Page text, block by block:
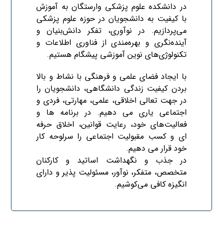
در دانشکده علوم پزشکی وارستگان به آموزش
با کیفیت به دانشجویان در حوزه علوم پزشکی
می‌پردازیم. در نوآوری، تفکر دانش‌بنیان و
آینده‌نگری و بهره‌مندی از فناوری اطلاعات و
تکنولوژی‌های نوین آموزشی پیشگام هستیم.
با ایجاد فضای علمی و فرهنگی با نشاط و بالا
بردن کیفیت زندگی دانشگاهی، دانشجویان را
در جهت تعالی اخلاقی، علمی، مهارتی، فردی و
اجتماعی یاری می دهیم. در برنامه ها و
فعالیت‌های خود، رعایت قوانین، اخلاق حرفه
ای و کسب مقبولیت اجتماعی را سرلوحه کار
خود قرار می دهیم.
در جذب و نگهداشت اساتید و کارکنان
متخصص، متفکر، نوآور، مسئولیت پذیر و دارای
انگیزه کافی می‌کوشیم.